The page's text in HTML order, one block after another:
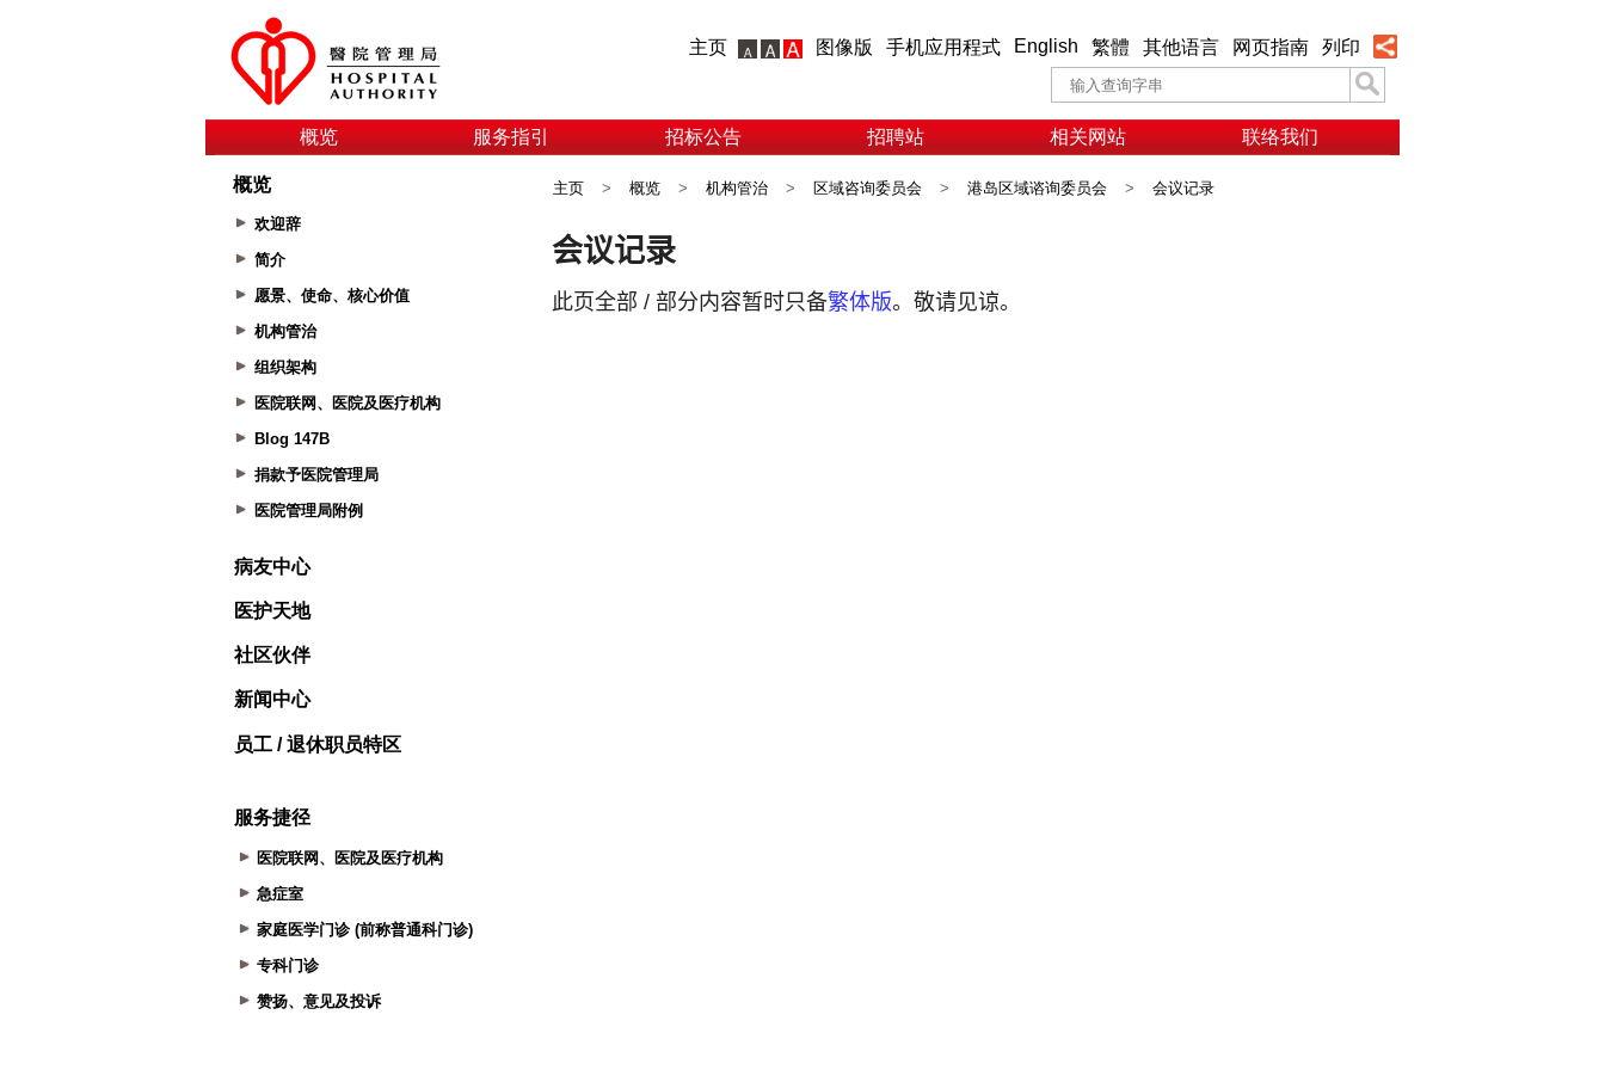
主页 图像版 手机应用程式 English 繁體 其他语言 网页指南 列印
概览 服务指引 招标公告 招聘站 相关网站 联络我们
概览
欢迎辞
简介
愿景、使命、核心价值
机构管治
组织架构
医院联网、医院及医疗机构
Blog 147B
捐款予医院管理局
医院管理局附例
病友中心
医护天地
社区伙伴
新闻中心
员工 / 退休职员特区
服务捷径
医院联网、医院及医疗机构
急症室
家庭医学门诊 (前称普通科门诊)
专科门诊
赞扬、意见及投诉
主页 > 概览 > 机构管治 > 区域咨询委员会 > 港岛区域谘询委员会 > 会议记录